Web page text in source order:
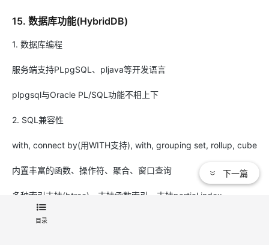
15. 数据库功能(HybridDB)
1. 数据库编程
服务端支持PLpgSQL、pljava等开发语言
plpgsql与Oracle PL/SQL功能不相上下
2. SQL兼容性
with, connect by(用WITH支持), with, grouping set, rollup, cube
内置丰富的函数、操作符、聚合、窗口查询
多种索引支持(btree)，支持函数索引，支持partial index
支持全文检索、字符串模糊查询（fuzzystrmatch）
目录
下一篇